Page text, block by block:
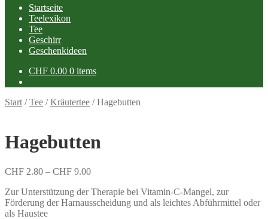
Startseite
Teelexikon
Tee
Geschirr
Geschenkideen
CHF 0.00 0 items
Start /Tee /Kräutertee /Hagebutten
Hagebutten
CHF 2.80 – CHF 9.00Preisspanne:
bis
CHF 9.00
Zur Unterstützung der Therapie bei Vitamin-C-Mangel, zur
Förderung der Harnausscheidung und als leichtes Abführmittel oder
als Haustee